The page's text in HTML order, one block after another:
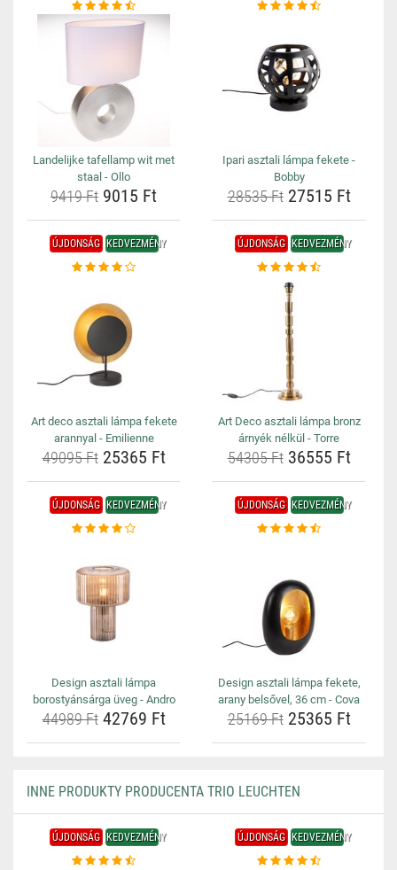
Landelijke tafellamp wit met
staal - Ollo
9419 Ft 9015 Ft
Ipari asztali lámpa fekete -
Bobby
28535 Ft27515 Ft
ÚJDONSÁG KEDVEZMÉNY
Art deco asztali lámpa fekete
arannyal - Emilienne
49095 Ft25365 Ft
ÚJDONSÁG KEDVEZMÉNY
Art Deco asztali lámpa bronz
árnyék nélkül - Torre
54305 Ft36555 Ft
ÚJDONSÁG KEDVEZMÉNY
Design asztali lámpa
borostyánsárga üveg - Andro
44989 Ft42769 Ft
ÚJDONSÁG KEDVEZMÉNY
Design asztali lámpa fekete,
arany belsővel, 36 cm - Cova
25169 Ft25365 Ft
INNE PRODUKTY PRODUCENTA TRIO LEUCHTEN
ÚJDONSÁG KEDVEZMÉNY ÚJDONSÁG KEDVEZMÉNY